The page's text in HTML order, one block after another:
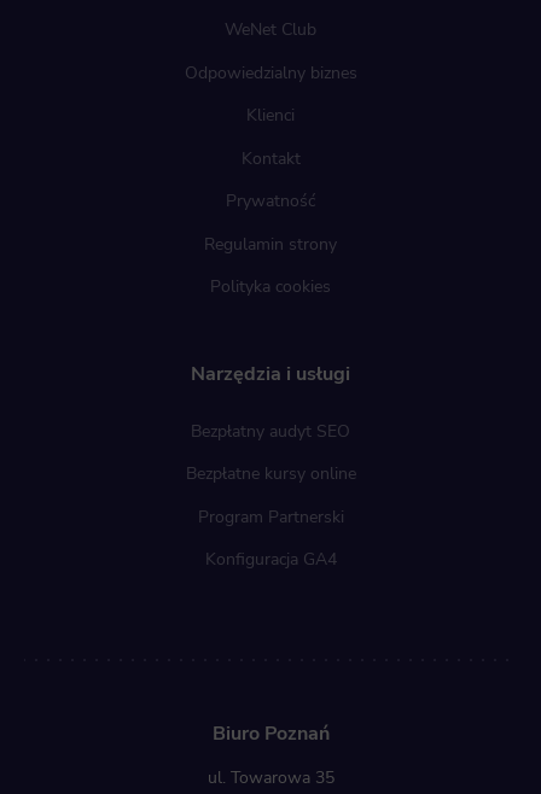
WeNet Club
Odpowiedzialny biznes
Klienci
Kontakt
Prywatność
Regulamin strony
Polityka cookies
Narzędzia i usługi
Bezpłatny audyt SEO
Bezpłatne kursy online
Program Partnerski
Konfiguracja GA4
Biuro Poznań
ul. Towarowa 35